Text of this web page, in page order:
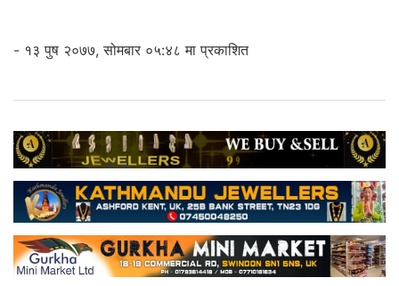
- १३ पुष २०७७, सोमबार ०५:४८ मा प्रकाशित